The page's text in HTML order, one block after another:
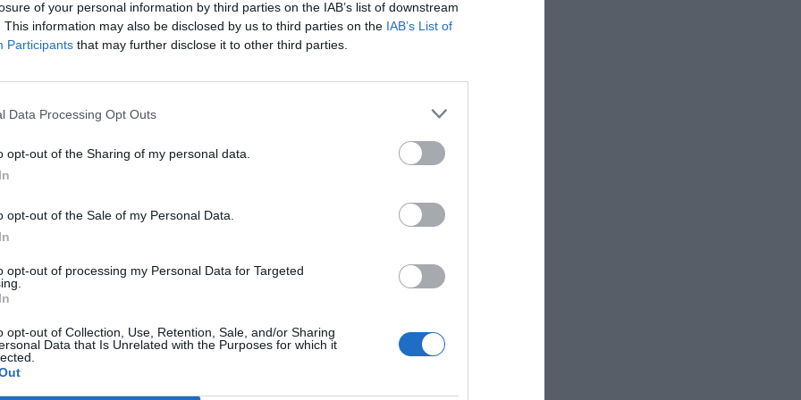
of your personal information by third parties on the IAB’s list of downstream
This information may also be disclosed by us to third parties on the IAB’s List of
Participants that may further disclose it to other third parties.
Data Processing Opt Outs
opt-out of the Sharing of my personal data.
opt-out of the Sale of my Personal Data.
opt-out of processing my Personal Data for Targeted
opt-out of Collection, Use, Retention, Sale, and/or Sharing
Data that Is Unrelated with the Purposes for which it
Εμίρη του Κατάρ και η συνάντησή του στο Μέγαρο Μαξίμου με τον Κυριάκο
11:30 αύριο το πρωί, αναμένεται να σηματοδοτήσει την ενίσχυση της
αλλά και στην ενέργεια, τον τουρισμό, την άμυνα. Ως επίσης αναφέρουν
πηγές, αναμένεται να συζητηθούν και οι περιφερειακές εξελίξεις, καθώς η
τη Μέση Ανατολή και την ευρύτερη περιοχή, καθώς συνεχίζεται η ανθρωπιστική
Γάζα. Επιπλέον, στην ατζέντα των συζητήσεων θα βρεθούν και οι σχέσεις Ε.Ε-
σημαντική χώρα της περιοχής που έχει αναλάβει διαμεσολαβητικό ρόλο στις
για την απελευθέρωση των ομήρων από τη Χαμάς. Ρόλο, που κατά τις ίδιες
ο πρωθυπουργός στην τελευταία συνάντηση που είχε με τον Εμίρη του
τασσόμενος σε κάθε ευκαιρία υπέρ κάθε πρωτοβουλίας αποκλιμάκωσης
των αμάχων.